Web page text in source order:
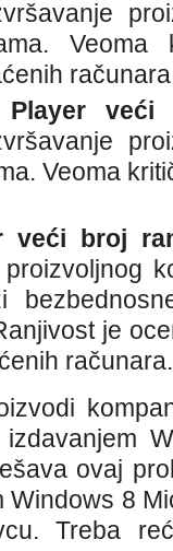
Player
Veoma
veći broj
je
računara.
ovaj
8
Treba